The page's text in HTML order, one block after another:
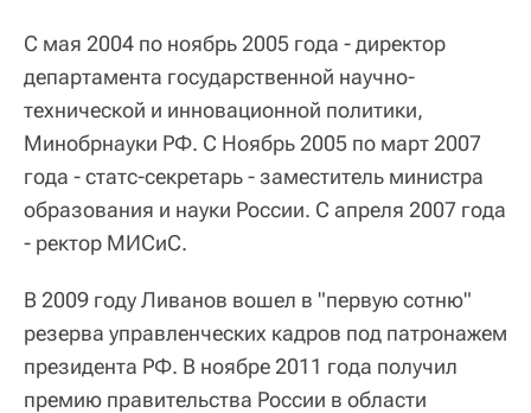
С мая 2004 по ноябрь 2005 года - директор
департамента государственной научно-
технической и инновационной политики,
Минобрнауки РФ. С Ноябрь 2005 по март 2007
года - статс-секретарь - заместитель министра
образования и науки России. С апреля 2007 года
- ректор МИСиС.
В 2009 году Ливанов вошел в "первую сотню"
резерва управленческих кадров под патронажем
президента РФ. В ноябре 2011 года получил
премию правительства России в области